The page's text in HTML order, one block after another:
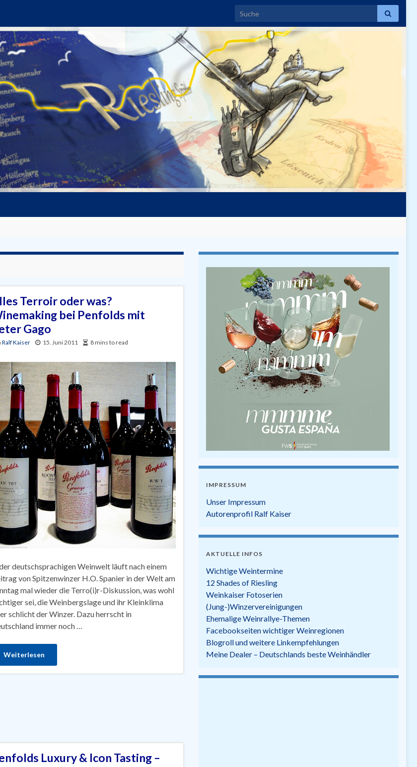
Search for:
Terroir oder was?
bei Penfolds mit
Gago
Ralf Kaiser 15. Juni 2011 8 mins to read
deutschsprachigen Weinwelt läuft nach einem
von Spitzenwinzer H.O. Spanier in der Welt am
mal wieder die Terro(i)r-Diskussion, was wohl
sei, die Weinbergslage und ihr Kleinklima
schlicht der Winzer. Dazu herrscht in
immer noch …
Weiterlesen
Luxury & Icon Tasting –
IMPRESSUM
Unser Impressum
Autorenprofil Ralf Kaiser
AKTUELLE INFOS
Wichtige Weintermine
12 Shades of Riesling
Weinkaiser Fotoserien
(Jung-)Winzervereinigungen
Ehemalige Weinrallye-Themen
Facebookseiten wichtiger Weinregionen
Blogroll und weitere Linkempfehlungen
Meine Dealer – Deutschlands beste Weinhändler